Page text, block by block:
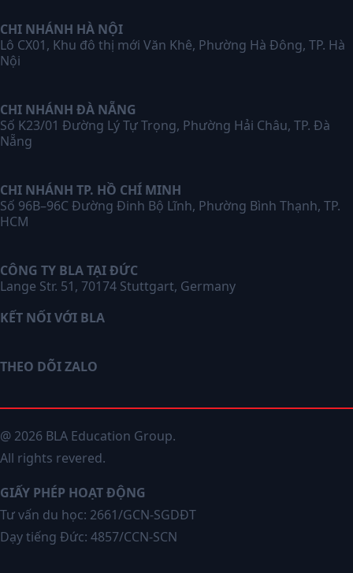
CHI NHÁNH HÀ NỘI
Lô CX01, Khu đô thị mới Văn Khê, Phường Hà Đông, TP. Hà
Nội
CHI NHÁNH ĐÀ NẴNG
Số K23/01 Đường Lý Tự Trọng, Phường Hải Châu, TP. Đà
Nẵng
CHI NHÁNH TP. HỒ CHÍ MINH
Số 96B–96C Đường Đinh Bộ Lĩnh, Phường Bình Thạnh, TP.
HCM
CÔNG TY BLA TẠI ĐỨC
Lange Str. 51, 70174 Stuttgart, Germany
KẾT NỐI VỚI BLA
THEO DÕI ZALO
@ 2026 BLA Education Group.
All rights revered.
GIẤY PHÉP HOẠT ĐỘNG
Tư vấn du học: 2661/GCN-SGDĐT
Dạy tiếng Đức: 4857/CCN-SCN